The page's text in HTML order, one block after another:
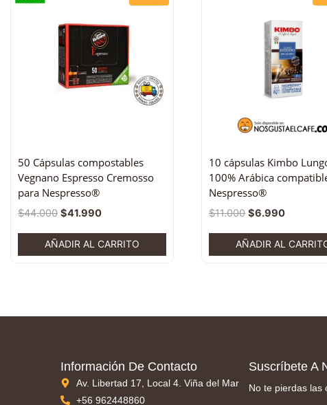
50 Cápsulas compostables
Vegnano Espresso Cremosso
para Nespresso®
$44.000 $41.990
AÑADIR AL CARRITO
10 cápsulas Kimbo
100% Arábica
Nespresso®
$11.000 $6.990
AÑADIR AL
Información De Contacto
Av. Libertad 17, Local 4. Viña del Mar
+56 962448860
Suscríbete A
No te pierdas las